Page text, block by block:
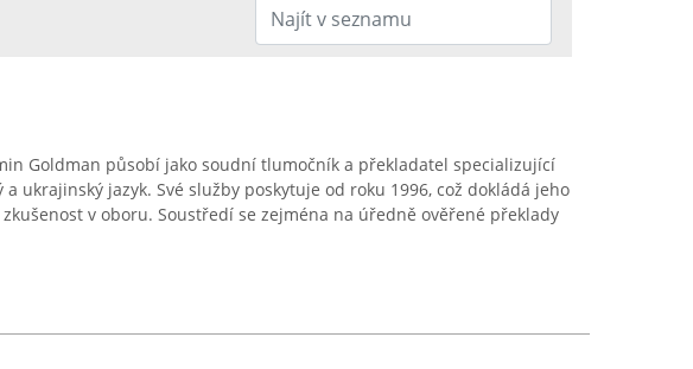
Goldman působí jako soudní tlumočník a překladatel specializující
a ukrajinský jazyk. Své služby poskytuje od roku 1996, což dokládá jeho
v oboru. Soustředí se zejména na úředně ověřené překlady